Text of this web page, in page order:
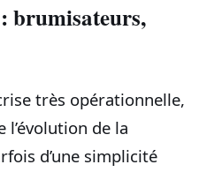
brumisateurs,
très opérationnelle,
de la
d’une simplicité